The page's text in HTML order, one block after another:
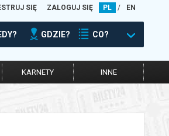
SIĘ ZALOGUJ SIĘ PL / EN
GDZIE? CO?
KARNETY INNE